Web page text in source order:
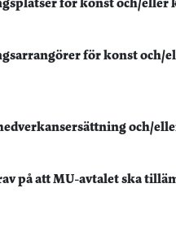
för konst och/
och/
på att MU-avtalet ska